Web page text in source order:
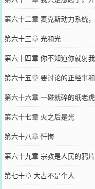
第六十二章 麦克斯动力系统，
第六十三章 光和光
第六十四章 你不知道你就射我
第六十五章 要讨论的正经事
第六十六章 一碰就碎的纸老虎
第六十七章 火之后是光
第六十八章 忏悔
第六十九章 宗教是人民的鸦片
第七十章 大古不是个人